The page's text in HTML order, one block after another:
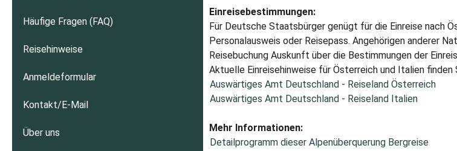
Einreisebestimmungen:
Für Deutsche Staatsbürger genügt für die Einreise nach
Personalausweis oder Reisepass. Angehörigen anderer
Reisebuchung Auskunft über die Bestimmungen der
Aktuelle Einreisehinweise für Österreich und Italien finden
Auswärtiges Amt Deutschland - Reiseland Österreich
Auswärtiges Amt Deutschland - Reiseland Italien
Mehr Informationen:
Detailprogramm dieser Alpenüberquerung Bergreise
Häufige Fragen (FAQ)
Reisehinweise
Anmeldeformular
Kontakt/E-Mail
Über uns